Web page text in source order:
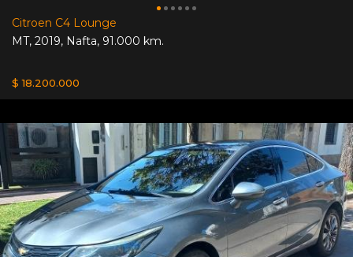
Citroen C4 Lounge
MT, 2019, Nafta, 91.000 km.
$ 18.200.000